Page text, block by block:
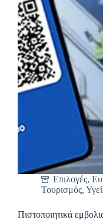
Επιλογές,
Τουρισμός,
Πιστοποιητικά